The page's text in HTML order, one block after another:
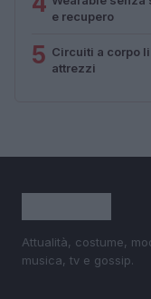
e recupero
5 Circuiti a corpo
attrezzi
Attualità, costume,
musica, tv e gossip.